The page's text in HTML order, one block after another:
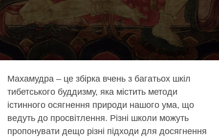
Махамудра – це збірка вчень з багатьох шкіл
тибетського буддизму, яка містить методи
істинного осягнення природи нашого ума, що
ведуть до просвітлення. Різні школи можуть
пропонувати дещо різні підходи для досягнення